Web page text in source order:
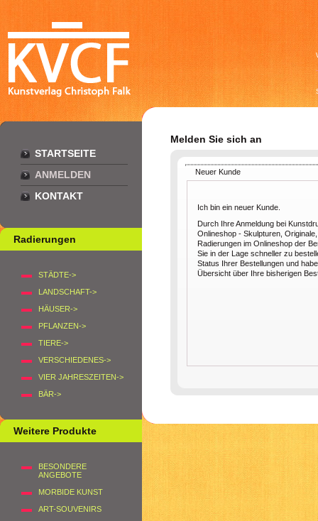
STARTSEITE
ANMELDEN
KONTAKT
Radierungen
STÄDTE->
LANDSCHAFT->
HÄUSER->
PFLANZEN->
TIERE->
VERSCHIEDENES->
VIER JAHRESZEITEN->
BÄR->
Weitere Produkte
BESONDERE
ANGEBOTE
MORBIDE KUNST
ART-SOUVENIRS
Melden Sie sich an
Neuer Kunde
Ich bin ein neuer Kunde.
Durch Ihre Anmeldung bei
Onlineshop - Skulpturen,
Radierungen im Onlineshop der
Sie in der Lage schneller zu
Status Ihrer Bestellungen und
Übersicht über Ihre bisherigen